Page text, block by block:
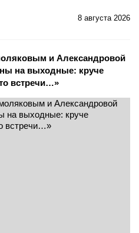
8 августа 2026
и Александровой
на выходные: круче
встречи…»